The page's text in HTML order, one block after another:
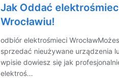
Jak Oddać
Wrocławiu!
odbiór elektrośmieci
sprzedać nieużywane urządzenia
wpisie dowiesz się jak
elektroś...